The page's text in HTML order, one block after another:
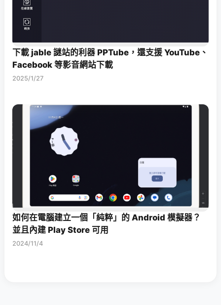
下載 jable 謎站的利器 PPTube，還支援 YouTube、
Facebook 等影音網站下載
2025/1/27
如何在電腦建立一個「純粹」的 Android 模擬器？
並且內建 Play Store 可用
2024/11/4